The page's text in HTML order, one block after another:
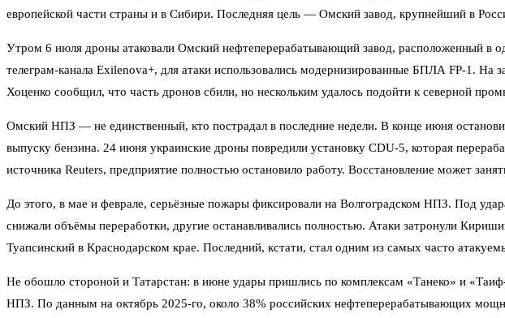
европейской части страны и в Сибири. Последняя цель — Омский завод, крупнейший в
Утром 6 июля дроны атаковали Омский нефтеперерабатывающий завод, расположенный
телеграм-канала Exilenova+, для атаки использовались модернизированные БПЛА FP-1. На
Хоценко сообщил, что часть дронов сбили, но нескольким удалось подойти к северной
Омский НПЗ — не единственный, кто пострадал в последние недели. В конце июня
выпуску бензина. 24 июня украинские дроны повредили установку CDU-5, которая
источника Reuters, предприятие полностью остановило работу. Восстановление может
До этого, в мае и феврале, серьёзные пожары фиксировали на Волгоградском НПЗ. Под
снижали объёмы переработки, другие останавливались полностью. Атаки затронули
Туапсинский в Краснодарском крае. Последний, кстати, стал одним из самых часто
Не обошло стороной и Татарстан: в июне удары пришлись по комплексам «Танеко» и
НПЗ. По данным на октябрь 2025-го, около 38% российских нефтеперерабатывающих